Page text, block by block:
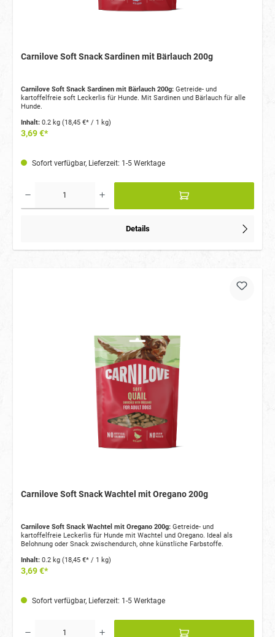
Carnilove Soft Snack Sardinen mit Bärlauch 200g
Carnilove Soft Snack Sardinen mit Bärlauch 200g: Getreide- und
kartoffelfreie soft Leckerlis für Hunde. Mit Sardinen und Bärlauch für alle
Hunde.
Inhalt: 0.2 kg (18,45 €* / 1 kg)
3,69 €*
Sofort verfügbar, Lieferzeit: 1-5 Werktage
Details
Carnilove Soft Snack Wachtel mit Oregano 200g
Carnilove Soft Snack Wachtel mit Oregano 200g: Getreide- und
kartoffelfreie Leckerlis für Hunde mit Wachtel und Oregano. Ideal als
Belohnung oder Snack zwischendurch, ohne künstliche Farbstoffe.
Inhalt: 0.2 kg (18,45 €* / 1 kg)
3,69 €*
Sofort verfügbar, Lieferzeit: 1-5 Werktage